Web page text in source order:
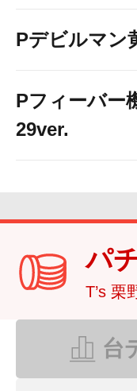
Pデビルマン
Pフィーバー
29ver.
パ
T’s 栗
台